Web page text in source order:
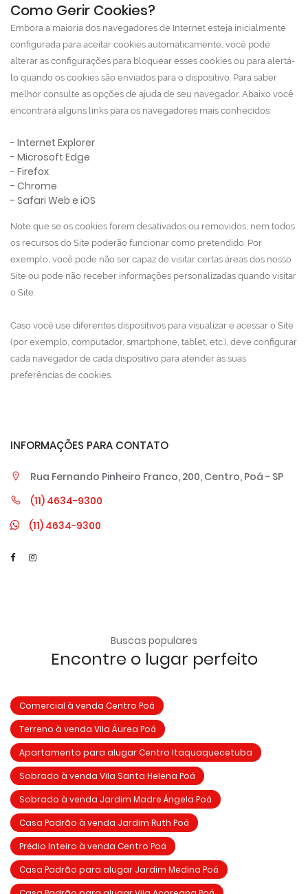
Como Gerir Cookies?
Embora a maioria dos navegadores de Internet esteja inicialmente
configurada para aceitar cookies automaticamente, você pode
alterar as configurações para bloquear esses cookies ou para alertá-
lo quando os cookies são enviados para o dispositivo. Para saber
melhor consulte as opções de ajuda de seu navegador. Abaixo você
encontrará alguns links para os navegadores mais conhecidos:
- Internet Explorer
- Microsoft Edge
- Firefox
- Chrome
- Safari Web e iOS
Note que se os cookies forem desativados ou removidos, nem todos
os recursos do Site poderão funcionar como pretendido. Por
exemplo, você pode não ser capaz de visitar certas áreas dos nosso
Site ou pode não receber informações personalizadas quando visitar
o Site.
Caso você use diferentes dispositivos para visualizar e acessar o Site
(por exemplo, computador, smartphone, tablet, etc.), deve configurar
cada navegador de cada dispositivo para atender às suas
preferências de cookies.
INFORMAÇÕES PARA CONTATO
Rua Fernando Pinheiro Franco, 200, Centro, Poá - SP
(11) 4634-9300
(11) 4634-9300
Buscas populares
Encontre o lugar perfeito
Comercial à venda Centro Poá
Terreno à venda Vila Áurea Poá
Apartamento para alugar Centro Itaquaquecetuba
Sobrado à venda Vila Santa Helena Poá
Sobrado à venda Jardim Madre Ângela Poá
Casa Padrão à venda Jardim Ruth Poá
Prédio Inteiro à venda Centro Poá
Casa Padrão para alugar Jardim Medina Poá